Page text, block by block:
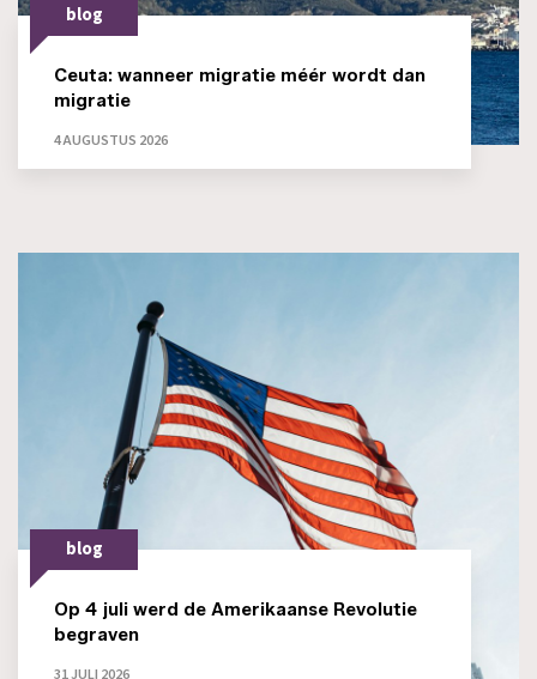
blog
Ceuta: wanneer migratie méér wordt dan
migratie
4 AUGUSTUS 2026
blog
Op 4 juli werd de Amerikaanse Revolutie
begraven